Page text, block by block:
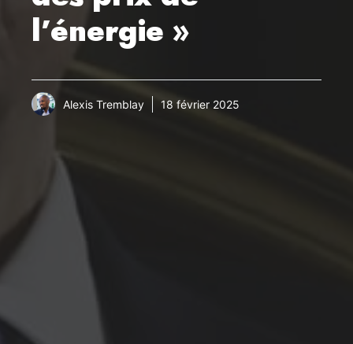
l’énergie »
Alexis Tremblay 18 février 2025